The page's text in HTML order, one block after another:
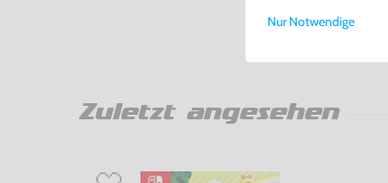
Zuletzt angesehen
Nur Notwendige